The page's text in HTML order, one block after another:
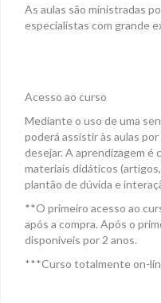
As aulas são ministradas
especialistas com grande
Acesso ao curso
Mediante o uso de uma
poderá assistir às aulas
desejar. A aprendizagem é
materiais didáticos
plantão de dúvida e
**O primeiro acesso ao
após a compra. Após o
disponíveis por 2 anos.
***Curso totalmente on-